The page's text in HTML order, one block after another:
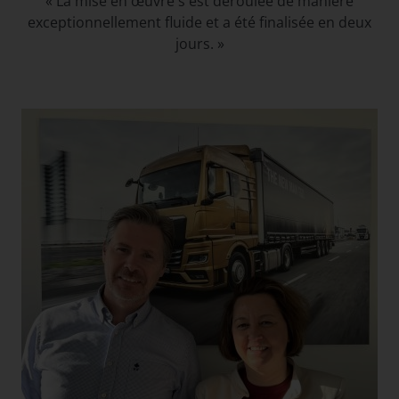
exceptionnellement fluide et a été finalisée en deux
jours. »